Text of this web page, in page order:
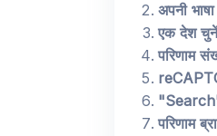
अपनी
एक देश चुनें
परिणाम
परिणाम